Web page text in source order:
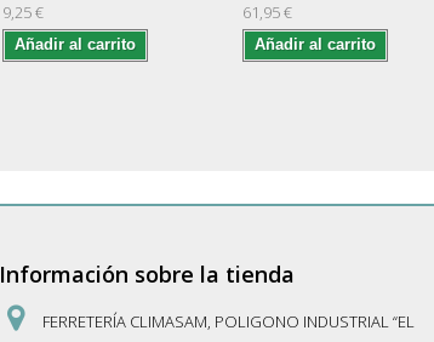
9,25 €
Añadir al carrito
61,95 €
Añadir al carrito
Información sobre la tienda
FERRETERÍA CLIMASAM, POLIGONO INDUSTRIAL “EL